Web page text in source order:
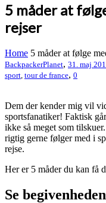
5 måder at
rejser
Home 5 måder at følge
BackpackerPlanet, 31. maj
sport tour de france, 0
Dem der kender mig vil
sportsfanatiker! Faktisk
ikke så meget som
rigtig gerne følger med i
rejse.
Her er 5 måder du kan få
Se